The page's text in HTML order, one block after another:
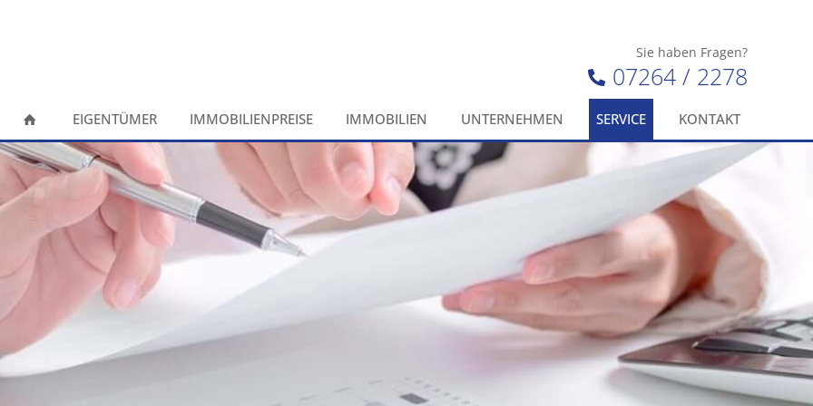
Sie haben Fragen?
07264 / 2278
EIGENTÜMER IMMOBILIENPREISE IMMOBILIEN UNTERNEHMEN SERVICE KONTAKT